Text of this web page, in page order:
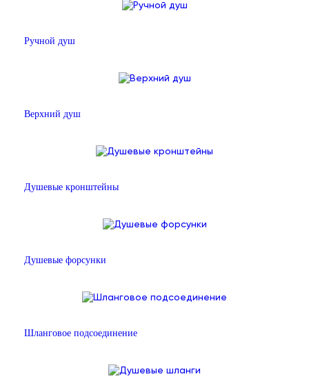
Ручной душ
Верхний душ
Душевые кронштейны
Душевые форсунки
Шланговое подсоединение